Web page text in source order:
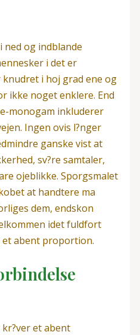
ned og indblande
i det er
i hoj grad ene og
ikke noget enklere. End
monogam inkluderer
Ingen ovis l?nger
ganske vist at
sv?re samtaler,
ojeblikke. Sporgsmalet
at handtere ma
dem, endskon
idet fuldfort
abent proportion.
et abent